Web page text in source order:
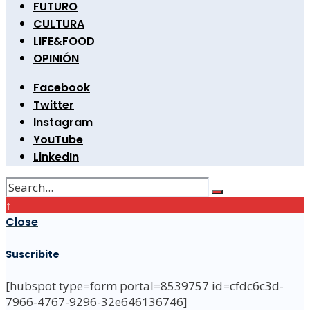
FUTURO
CULTURA
LIFE&FOOD
OPINIÓN
Facebook
Twitter
Instagram
YouTube
LinkedIn
↑
Close
Suscribite
[hubspot type=form portal=8539757 id=cfdc6c3d-
7966-4767-9296-32e646136746]